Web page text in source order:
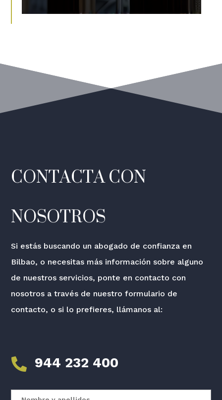
CONTACTA CON
NOSOTROS
Si estás buscando un abogado de confianza en
Bilbao, o necesitas más información sobre alguno
de nuestros servicios, ponte en contacto con
nosotros a través de nuestro formulario de
contacto, o si lo prefieres, llámanos al:
 944 232 400